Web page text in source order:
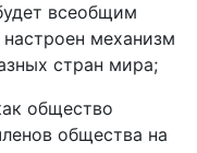
всеобщим
механизм
стран мира;
общество
общества на